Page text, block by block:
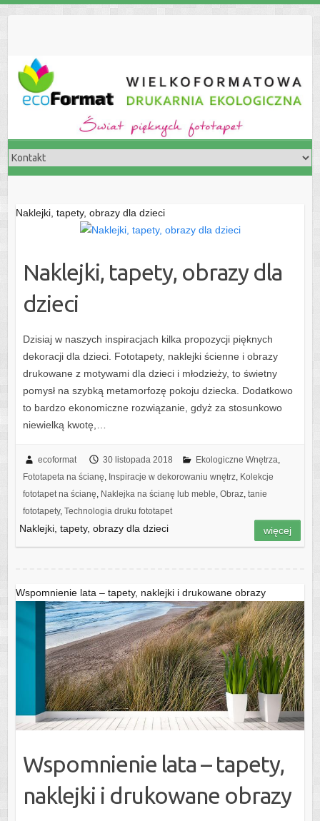
Naklejki, tapety, obrazy dla dzieci
Naklejki, tapety, obrazy dla
dzieci
Dzisiaj w naszych inspiracjach kilka propozycji pięknych
dekoracji dla dzieci. Fototapety, naklejki ścienne i obrazy
drukowane z motywami dla dzieci i młodzieży, to świetny
pomysł na szybką metamorfozę pokoju dziecka. Dodatkowo
to bardzo ekonomiczne rozwiązanie, gdyż za stosunkowo
niewielką kwotę,…
ecoformat 30 listopada 2018 Ekologiczne Wnętrza,
Fototapeta na ścianę, Inspiracje w dekorowaniu wnętrz, Kolekcje
fototapet na ścianę, Naklejka na ścianę lub meble, Obraz, tanie
fototapety, Technologia druku fototapet
Naklejki, tapety, obrazy dla dzieci więcej
Wspomnienie lata – tapety, naklejki i drukowane obrazy
Wspomnienie lata – tapety,
naklejki i drukowane obrazy